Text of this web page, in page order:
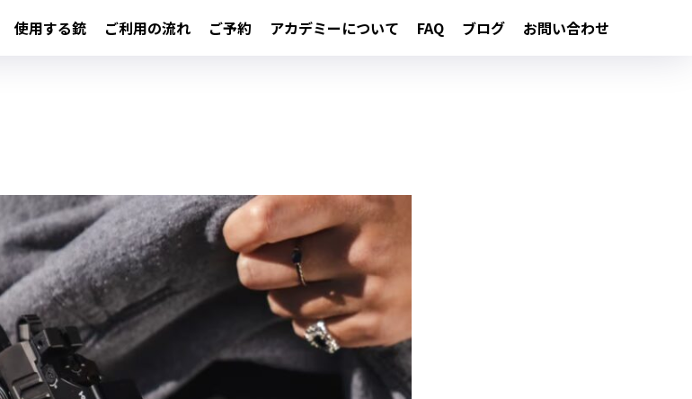
使用する銃 ご利用の流れ ご予約 アカデミーについて FAQ ブログ お問い合わせ